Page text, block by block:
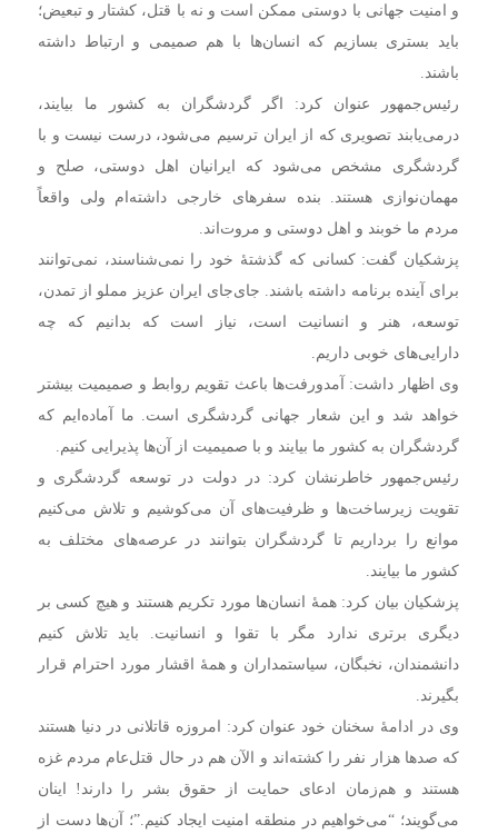
و امنیت جهانی با دوستی ممکن است و نه با قتل، کشتار و تبعیض؛
باید بستری بسازیم که انسان‌ها با هم صمیمی و ارتباط داشته
باشند.
رئیس‌جمهور عنوان کرد: اگر گردشگران به کشور ما بیایند،
درمی‌یابند تصویری که از ایران ترسیم می‌شود، درست نیست و با
گردشگری مشخص می‌شود که ایرانیان اهل دوستی، صلح و
مهمان‌نوازی هستند. بنده سفرهای خارجی داشته‌ام ولی واقعاً
مردم ما خوبند و اهل دوستی و مروت‌اند.
پزشکیان گفت: کسانی که گذشتۀ خود را نمی‌شناسند، نمی‌توانند
برای آینده برنامه داشته باشند. جای‌جای ایران عزیز مملو از تمدن،
توسعه، هنر و انسانیت است، نیاز است که بدانیم که چه
دارایی‌های خوبی داریم.
وی اظهار داشت: آمدورفت‌ها باعث تقویم روابط و صمیمیت بیشتر
خواهد شد و این شعار جهانی گردشگری است. ما آماده‌ایم که
گردشگران به کشور ما بیایند و با صمیمیت از آن‌ها پذیرایی کنیم.
رئیس‌جمهور خاطرنشان کرد: در دولت در توسعه گردشگری و
تقویت زیرساخت‌ها و ظرفیت‌های آن می‌کوشیم و تلاش می‌کنیم
موانع را برداریم تا گردشگران بتوانند در عرصه‌های مختلف به
کشور ما بیایند.
پزشکیان بیان کرد: همۀ انسان‌ها مورد تکریم هستند و هیچ کسی بر
دیگری برتری ندارد مگر با تقوا و انسانیت. باید تلاش کنیم
دانشمندان، نخبگان، سیاستمداران و همۀ اقشار مورد احترام قرار
بگیرند.
وی در ادامۀ سخنان خود عنوان کرد: امروزه قاتلانی در دنیا هستند
که صدها هزار نفر را کشته‌اند و الآن هم در حال قتل‌عام مردم غزه
هستند و هم‌زمان ادعای حمایت از حقوق بشر را دارند! اینان
می‌گویند؛ “می‌خواهیم در منطقه امنیت ایجاد کنیم.”؛ آن‌ها دست از